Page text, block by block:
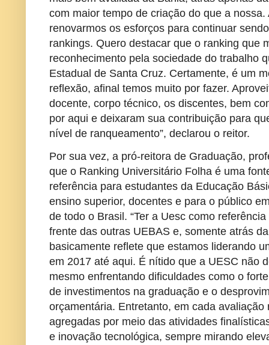
com maior tempo de criação do que a
renovarmos os esforços para continuar
rankings. Quero destacar que o ranking que
reconhecimento pela sociedade do trabalho
Estadual de Santa Cruz. Certamente, é um
reflexão, afinal temos muito por fazer.
docente, corpo técnico, os discentes, bem
por aqui e deixaram sua contribuição para
nível de ranqueamento”, declarou o reitor.
Por sua vez, a pró-reitora de Graduação,
que o Ranking Universitário Folha é uma
referência para estudantes da Educação
ensino superior, docentes e para o público
de todo o Brasil. “Ter a Uesc como
frente das outras UEBAS e, somente atrás
basicamente reflete que estamos liderando
em 2017 até aqui. É nítido que a UESC não
mesmo enfrentando dificuldades como o
de investimentos na graduação e o
orçamentária. Entretanto, em cada
agregadas por meio das atividades
e inovação tecnológica, sempre mirando